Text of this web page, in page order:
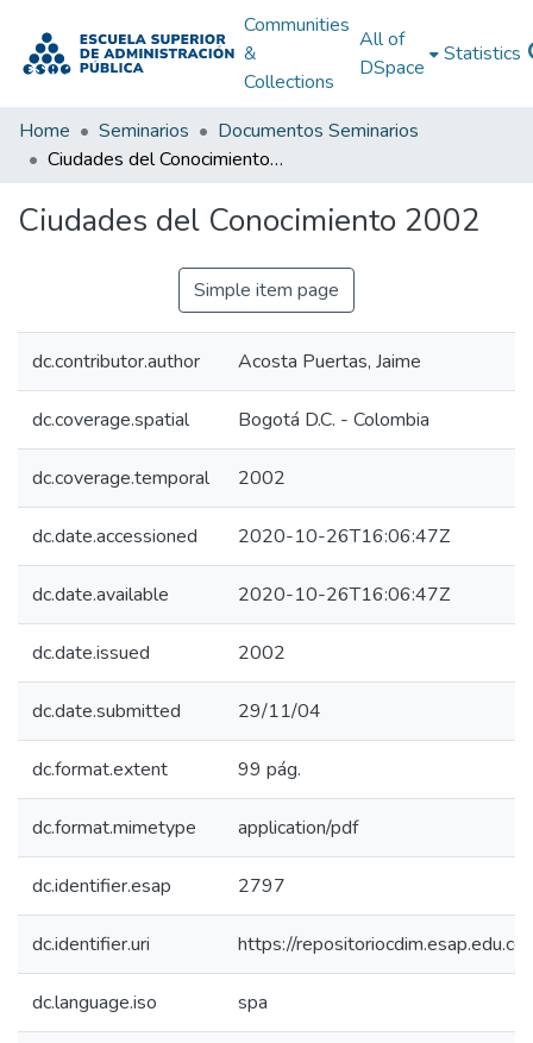
Communities
&
Collections
All of
DSpace
Statistics
Home Seminarios
Documentos Seminarios
Ciudades del Conocimiento 2002
Ciudades del Conocimiento 2002
Simple item page
dc.contributor.author Acosta Puertas, Jaime
dc.coverage.spatial Bogotá D.C. - Colombia
dc.coverage.temporal 2002
dc.date.accessioned 2020-10-26T16:06:47Z
dc.date.available 2020-10-26T16:06:47Z
dc.date.issued 2002
dc.date.submitted 29/11/04
dc.format.extent 99 pág.
dc.format.mimetype application/pdf
dc.identifier.esap 2797
dc.identifier.uri https://
dc.language.iso spa